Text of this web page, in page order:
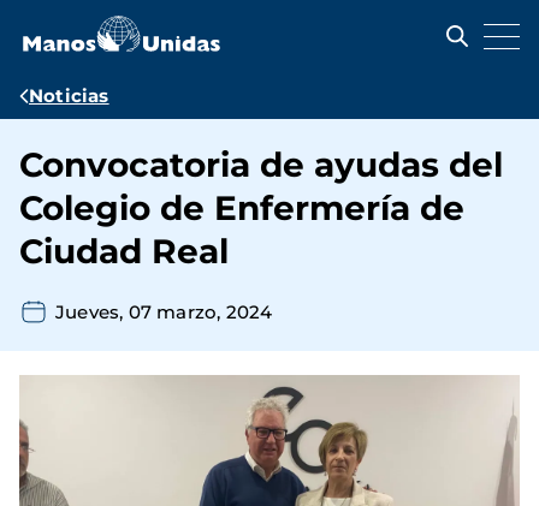
contenido
Ruta
navegación
Noticias
Convocatoria de ayudas del
Colegio de Enfermería de
Ciudad Real
Jueves, 07 marzo, 2024